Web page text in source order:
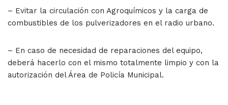
– Evitar la circulación con Agroquímicos y la carga de
combustibles de los pulverizadores en el radio urbano.
– En caso de necesidad de reparaciones del equipo,
deberá hacerlo con el mismo totalmente limpio y con la
autorización del Área de Policía Municipal.